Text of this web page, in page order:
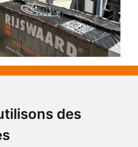
des
questions ?
! Nous sommes à votre